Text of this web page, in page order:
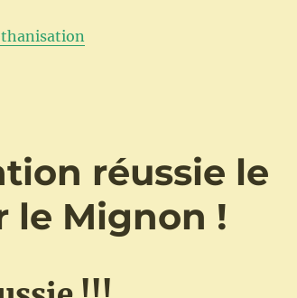
réussie le
le Mignon !